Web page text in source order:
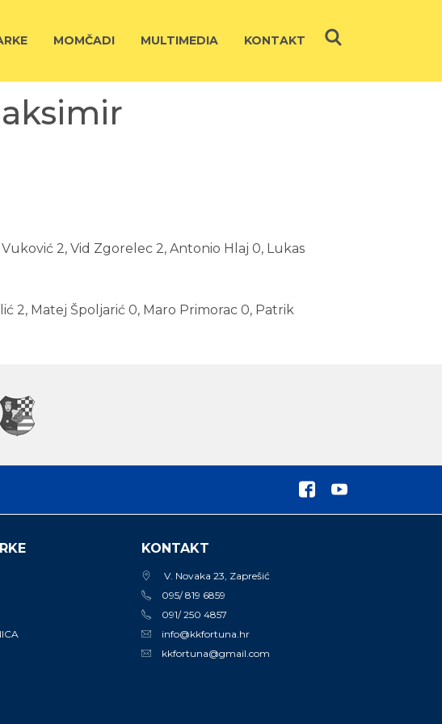
MOMČADI MULTIMEDIA KONTAKT
2, Vid Zgorelec 2, Antonio Hlaj 0, Lukas
2, Matej Špoljarić 0, Maro Primorac 0, Patrik
KONTAKT
V. Novaka 23, Zaprešić
095/ 819 6859
091/ 250 4857
info@kkfortuna.hr
kkfortuna@gmail.com